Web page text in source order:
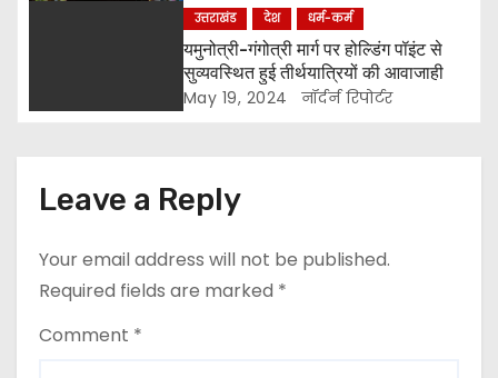
o
उत्तराखंड देश धर्म-कर्म
यमुनोत्री-गंगोत्री मार्ग पर होल्डिंग पॉइंट से
सुव्यवस्थित हुई तीर्थयात्रियों की आवाजाही
May 19, 2024 नॉर्दर्न रिपोर्टर
Leave a Reply
Your email address will not be published.
Required fields are marked *
Comment *